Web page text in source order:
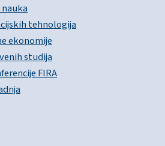
tehnologija
ekonomije
studija
FIRA